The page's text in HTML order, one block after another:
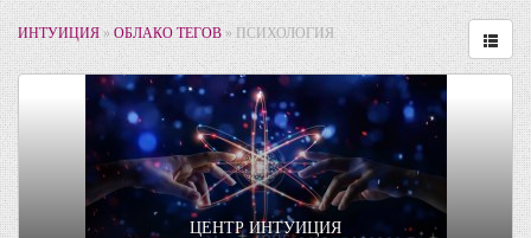
ИНТУИЦИЯ»ОБЛАКО ТЕГОВ» ПСИХОЛОГИЯ
ЦЕНТР ИНТУИЦИЯ